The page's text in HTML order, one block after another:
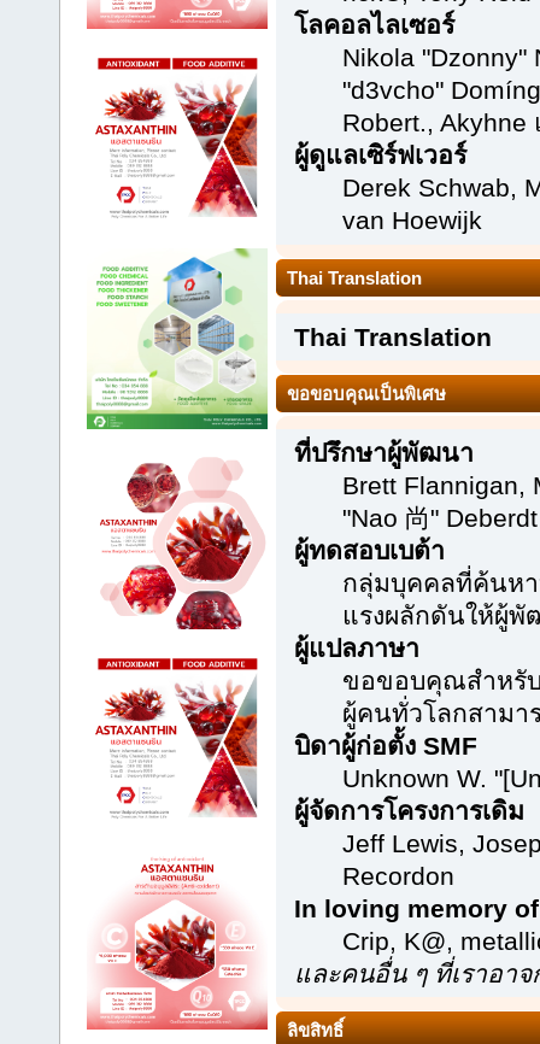
โลคอลไลเซอร์
Nikola "Dzonny"
"d3vcho"
Robert., Akyhne
ผู้ดูแลเซิร์ฟเวอร์
Derek Schwab,
van Hoewijk
Thai Translation
Thai Translation
ขอขอบคุณเป็นพิเศษ
ที่ปรึกษาผู้พัฒนา
Brett Flannigan,
"Nao 尚" Deberdt
ผู้ทดสอบเบต้า
กลุ่มบุคคลที่ค้นหา
แรงผลักดันให้ผู้
ผู้แปลภาษา
ขอขอบคุณสำหรั
ผู้คนทั่วโลกสามา
บิดาผู้ก่อตั้ง SMF
Unknown W.
ผู้จัดการโครงการเดิม
Jeff Lewis,
Recordon
In loving memory of
Crip, K@,
และคนอื่น ๆ ที่เราอา
ลิขสิทธิ์